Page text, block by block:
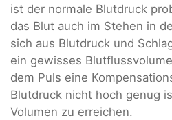
ist der normale Blutdruck
das Blut auch im Stehen in
sich aus Blutdruck und
ein gewisses
dem Puls eine
Blutdruck nicht hoch genug
Volumen zu erreichen.